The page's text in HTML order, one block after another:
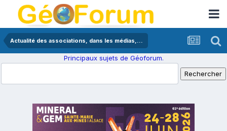
Actualité des associations, dans les médias,...
Principaux sujets de Géoforum.